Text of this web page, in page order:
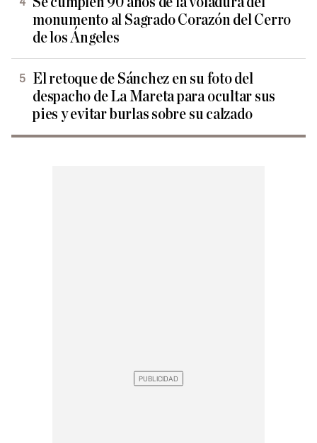
monumento al Sagrado Corazón del Cerro
de los Ángeles
El retoque de Sánchez en su foto del
despacho de La Mareta para ocultar sus
pies y evitar burlas sobre su calzado